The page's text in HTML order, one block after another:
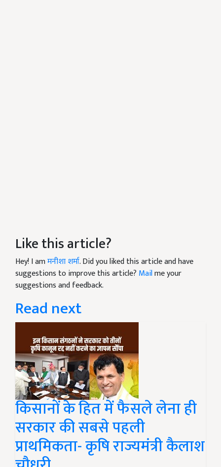
Like this article?
Hey! I amमनीशा शर्मा. Did you liked this article and have
suggestions to improve this article? Mailme your
suggestions and feedback.
Read next
किसानों के हित में फैसले लेना ही
सरकार की सबसे पहली
प्राथमिकता- कृषि राज्यमंत्री कैलाश